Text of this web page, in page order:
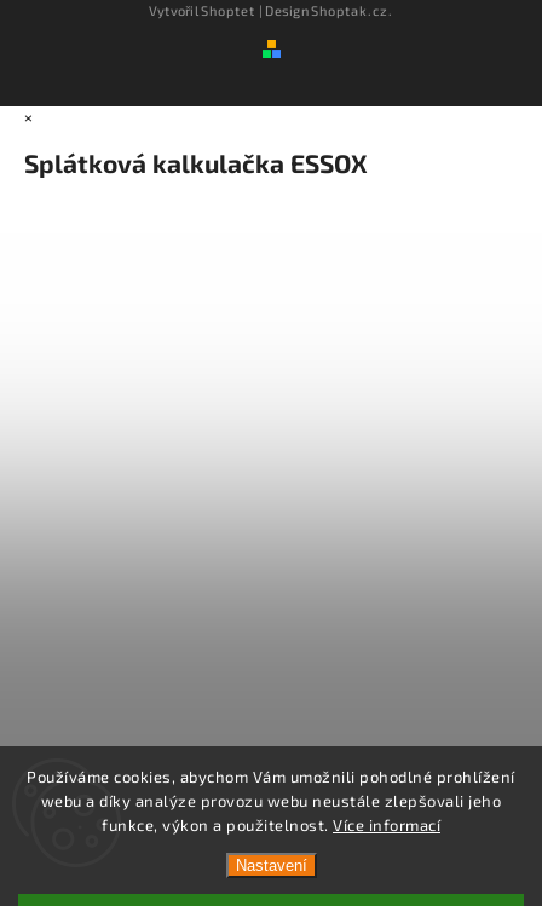
Používáme cookies, abychom Vám umožnili pohodlné prohlížení
webu a díky analýze provozu webu neustále zlepšovali jeho
funkce, výkon a použitelnost. Více informací
Nastavení
VytvořilShoptet | DesignShoptak.cz.
×
Splátková kalkulačka ESSOX